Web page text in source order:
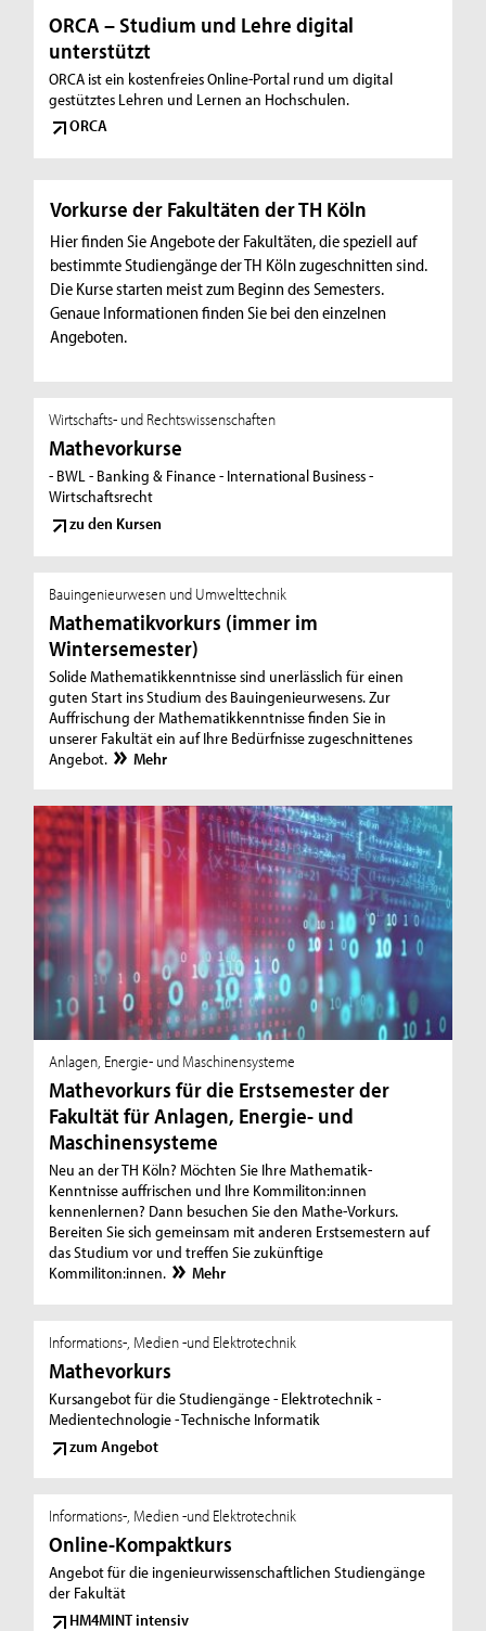
ORCA – Studium und Lehre digital
unterstützt
ORCA ist ein kostenfreies Online-Portal rund um digital
gestütztes Lehren und Lernen an Hochschulen.
ORCA
Vorkurse der Fakultäten der TH Köln
Hier finden Sie Angebote der Fakultäten, die speziell auf
bestimmte Studiengänge der TH Köln zugeschnitten sind.
Die Kurse starten meist zum Beginn des Semesters.
Genaue Informationen finden Sie bei den einzelnen
Angeboten.
Wirtschafts- und Rechtswissenschaften
Mathevorkurse
- BWL - Banking & Finance - International Business -
Wirtschaftsrecht
zu den Kursen
Bauingenieurwesen und Umwelttechnik
Mathematikvorkurs (immer im
Wintersemester)
Solide Mathematikkenntnisse sind unerlässlich für einen
guten Start ins Studium des Bauingenieurwesens. Zur
Auffrischung der Mathematikkenntnisse finden Sie in
unserer Fakultät ein auf Ihre Bedürfnisse zugeschnittenes
Angebot.
Mehr
Anlagen, Energie- und Maschinensysteme
Mathevorkurs für die Erstsemester der
Fakultät für Anlagen, Energie- und
Maschinensysteme
Neu an der TH Köln? Möchten Sie Ihre Mathematik-
Kenntnisse auffrischen und Ihre Kommiliton:innen
kennenlernen? Dann besuchen Sie den Mathe-Vorkurs.
Bereiten Sie sich gemeinsam mit anderen Erstsemestern auf
das Studium vor und treffen Sie zukünftige
Kommiliton:innen.
Mehr
Informations-, Medien -und Elektrotechnik
Mathevorkurs
Kursangebot für die Studiengänge - Elektrotechnik -
Medientechnologie - Technische Informatik
zum Angebot
Informations-, Medien -und Elektrotechnik
Online-Kompaktkurs
Angebot für die ingenieurwissenschaftlichen Studiengänge
der Fakultät
HM4MINT intensiv